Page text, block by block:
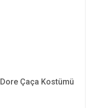
Dore Çaça Kostümü